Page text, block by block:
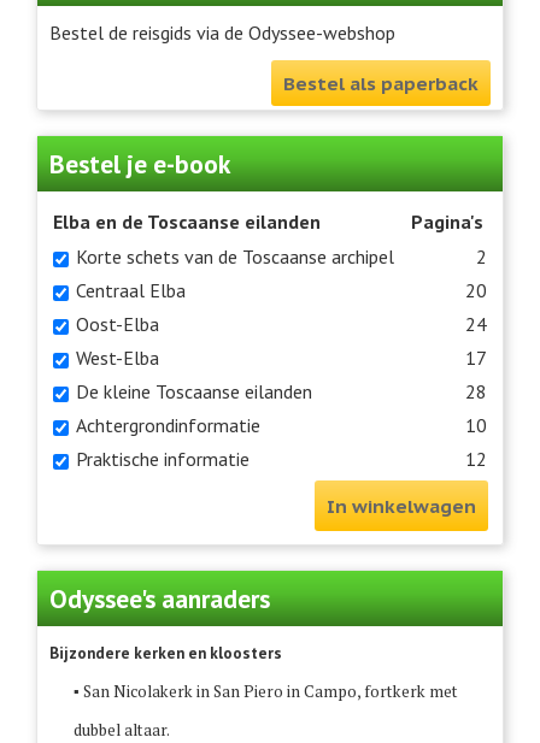
Bestel de reisgids via de Odyssee-webshop
Bestel als paperback
Bestel je e-book
Elba en de Toscaanse eilanden
Pagina's
Korte schets van de Toscaanse archipel
2
Centraal Elba
20
Oost-Elba
24
West-Elba
17
De kleine Toscaanse eilanden
28
Achtergrondinformatie
10
Praktische informatie
12
In winkelwagen
Odyssee's aanraders
Bijzondere kerken en kloosters
▪ San Nicolakerk in San Piero in Campo, fortkerk met
dubbel altaar.